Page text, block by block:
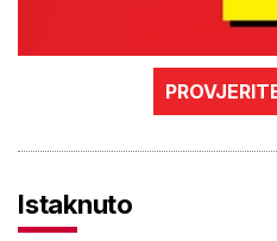
Istaknuto